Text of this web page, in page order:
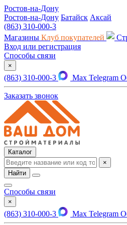
Ростов-на-Дону
Ростов-на-Дону Батайск Аксай
(863) 310-000-3
Магазины Клуб покупателей
Вход или регистрация
Способы связи
×
(863) 310-000-3 Max Telegram
Заказать звонок
Каталог
×
Найти
Способы связи
×
(863) 310-000-3 Max Telegram